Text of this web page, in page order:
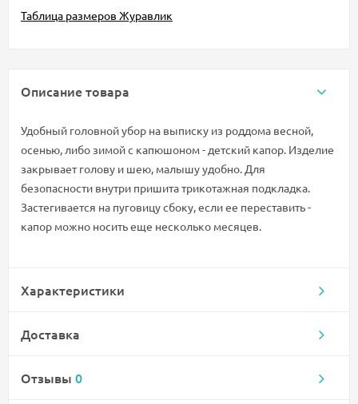
Таблица размеров Журавлик
Описание товара
Удобный головной убор на выписку из роддома весной,
осенью, либо зимой с капюшоном - детский капор. Изделие
закрывает голову и шею, малышу удобно. Для
безопасности внутри пришита трикотажная подкладка.
Застегивается на пуговицу сбоку, если ее переставить -
капор можно носить еще несколько месяцев.
Характеристики
Доставка
Отзывы 0